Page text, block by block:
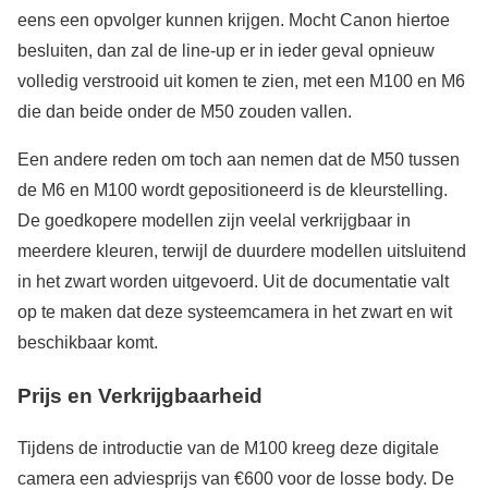
eens een opvolger kunnen krijgen. Mocht Canon hiertoe
besluiten, dan zal de line-up er in ieder geval opnieuw
volledig verstrooid uit komen te zien, met een M100 en M6
die dan beide onder de M50 zouden vallen.
Een andere reden om toch aan nemen dat de M50 tussen
de M6 en M100 wordt gepositioneerd is de kleurstelling.
De goedkopere modellen zijn veelal verkrijgbaar in
meerdere kleuren, terwijl de duurdere modellen uitsluitend
in het zwart worden uitgevoerd. Uit de documentatie valt
op te maken dat deze systeemcamera in het zwart en wit
beschikbaar komt.
Prijs en Verkrijgbaarheid
Tijdens de introductie van de M100 kreeg deze digitale
camera een adviesprijs van €600 voor de losse body. De